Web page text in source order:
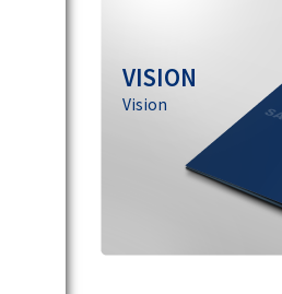
VISION
Vision